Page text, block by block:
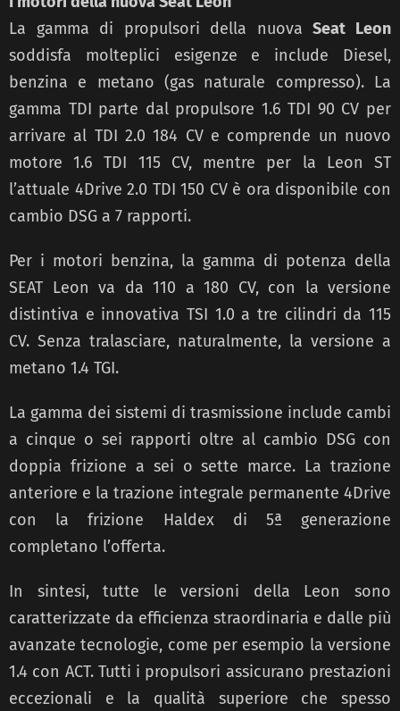
La gamma di propulsori della nuovaSeat Leon
soddisfa molteplici esigenze e include Diesel,
benzina e metano (gas naturale compresso). La
gamma TDI parte dal propulsore 1.6 TDI 90 CV per
arrivare al TDI 2.0 184 CV e comprende un nuovo
motore 1.6 TDI 115 CV, mentre per la Leon ST
l’attuale 4Drive 2.0 TDI 150 CV è ora disponibile con
cambio DSG a 7 rapporti.
Per i motori benzina, la gamma di potenza della
SEAT Leon va da 110 a 180 CV, con la versione
distintiva e innovativa TSI 1.0 a tre cilindri da 115
CV. Senza tralasciare, naturalmente, la versione a
metano 1.4 TGI.
La gamma dei sistemi di trasmissione include cambi
a cinque o sei rapporti oltre al cambio DSG con
doppia frizione a sei o sette marce. La trazione
anteriore e la trazione integrale permanente 4Drive
con la frizione Haldex di 5ª generazione
completano l’offerta.
In sintesi, tutte le versioni della Leon sono
caratterizzate da efficienza straordinaria e dalle più
avanzate tecnologie, come per esempio la versione
1.4 con ACT. Tutti i propulsori assicurano prestazioni
eccezionali e la qualità superiore che spesso